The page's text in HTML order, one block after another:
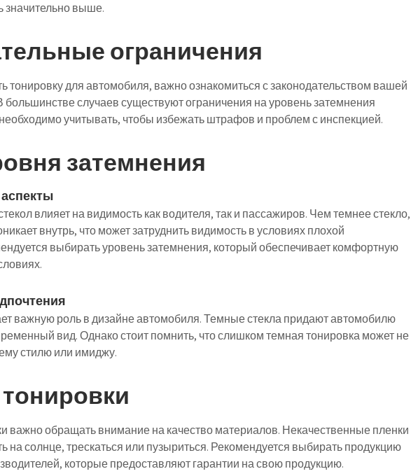
значительно выше.
ограничения
тонировку для автомобиля, важно ознакомиться с законодательством вашей
большинстве случаев существуют ограничения на уровень затемнения
учитывать, чтобы избежать штрафов и проблем с инспекцией.
затемнения
влияет на видимость как водителя, так и пассажиров. Чем темнее стекло,
внутрь, что может затруднить видимость в условиях плохой
выбирать уровень затемнения, который обеспечивает комфортную
важную роль в дизайне автомобиля. Темные стекла придают автомобилю
вид. Однако стоит помнить, что слишком темная тонировка может не
стилю или имиджу.
важно обращать внимание на качество материалов. Некачественные пленки
на солнце, трескаться или пузыриться. Рекомендуется выбирать продукцию
которые предоставляют гарантии на свою продукцию.